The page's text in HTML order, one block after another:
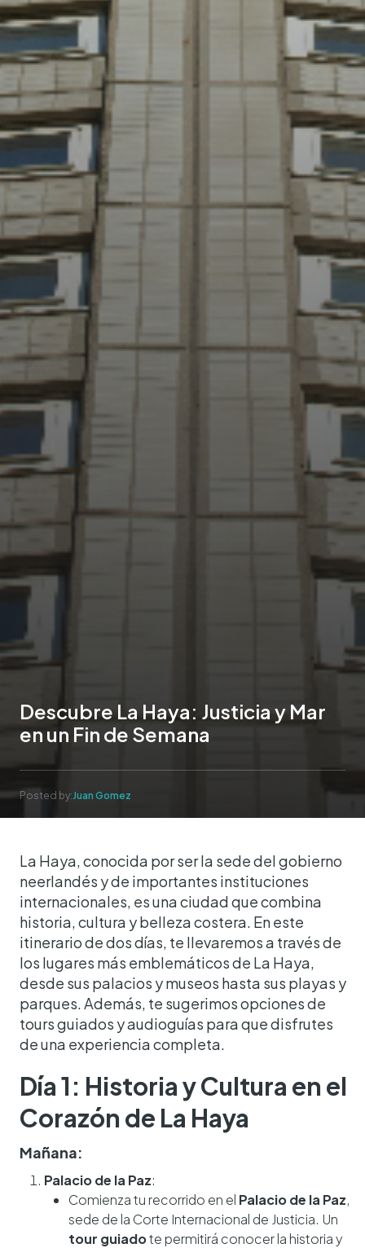
Descubre La Haya: Justicia y Mar
en un Fin de Semana
Posted by:Juan Gomez
La Haya, conocida por ser la sede del gobierno
neerlandés y de importantes instituciones
internacionales, es una ciudad que combina
historia, cultura y belleza costera. En este
itinerario de dos días, te llevaremos a través de
los lugares más emblemáticos de La Haya,
desde sus palacios y museos hasta sus playas y
parques. Además, te sugerimos opciones de
tours guiados y audioguías para que disfrutes
de una experiencia completa.
Día 1: Historia y Cultura en el
Corazón de La Haya
Mañana:
Palacio de la Paz:
Comienza tu recorrido en el Palacio de la Paz,
sede de la Corte Internacional de Justicia. Un
tour guiadote permitirá conocer la historia y